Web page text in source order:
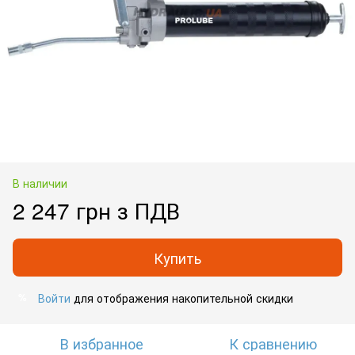
В наличии
2 247 грн з ПДВ
Купить
Войти для отображения накопительной скидки
В избранное К сравнению